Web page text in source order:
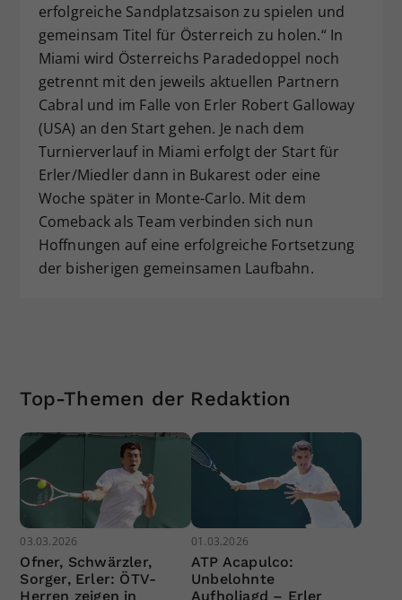
erfolgreiche Sandplatzsaison zu spielen und
gemeinsam Titel für Österreich zu holen.“ In
Miami wird Österreichs Paradedoppel noch
getrennt mit den jeweils aktuellen Partnern
Cabral und im Falle von Erler Robert Galloway
(USA) an den Start gehen. Je nach dem
Turnierverlauf in Miami erfolgt der Start für
Erler/Miedler dann in Bukarest oder eine
Woche später in Monte-Carlo. Mit dem
Comeback als Team verbinden sich nun
Hoffnungen auf eine erfolgreiche Fortsetzung
der bisherigen gemeinsamen Laufbahn.
Top-Themen der Redaktion
03.03.2026
Ofner, Schwärzler,
Sorger, Erler: ÖTV-
Herren zeigen in
01.03.2026
ATP Acapulco:
Unbelohnte
Aufholjagd – Erler